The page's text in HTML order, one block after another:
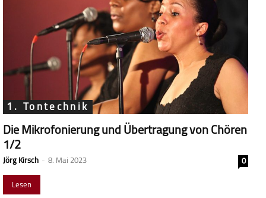
1. Tontechnik
Die Mikrofonierung und Übertragung von Chören
1/2
Jörg Kirsch - 8. Mai 2023
0
Lesen